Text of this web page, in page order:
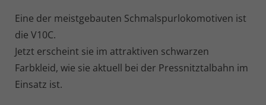
Eine der meistgebauten Schmalspurlokomotiven ist
die V10C.
Jetzt erscheint sie im attraktiven schwarzen
Farbkleid, wie sie aktuell bei der Pressnitztalbahn im
Einsatz ist.